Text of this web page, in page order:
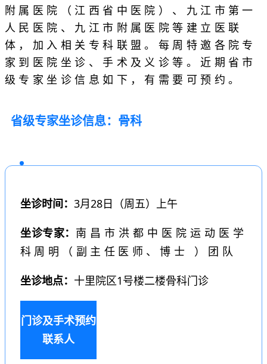
附属医院（江西省中医院）、
九江市第一
人民医院、九江市附属医院等建立医联
体，加入相关专科联盟。每周特邀各院专
家到医院坐诊、手术及义诊等。近期省市
级专家坐诊信息如下，有需要可预约。
省级专家坐诊信息：骨科
坐诊时间： 3月28日（周五）上午
坐诊专家： 南昌市洪都中医院 运动医学
科周明
（副主任医师、博士 ） 团队
坐诊地点： 十里院区1号楼二楼骨科门诊
门诊及手术预约
联系人